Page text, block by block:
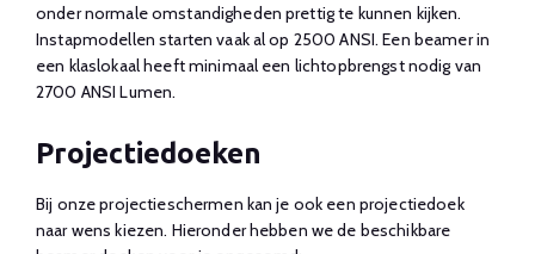
onder normale omstandigheden prettig te kunnen kijken.
Instapmodellen starten vaak al op 2500 ANSI. Een beamer in
een klaslokaal heeft minimaal een lichtopbrengst nodig van
2700 ANSI Lumen.
Projectiedoeken
Bij onze projectieschermen kan je ook een projectiedoek
naar wens kiezen. Hieronder hebben we de beschikbare